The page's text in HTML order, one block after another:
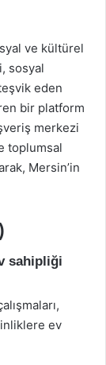
ve kültürel
sosyal
eden
bir platform
merkezi
toplumsal
Mersin’in
sahipliği
ev